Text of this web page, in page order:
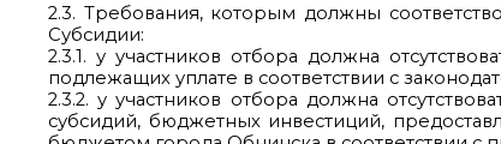
2.3. Требования, которым должны
Субсидии:
2.3.1. у участников отбора должна
подлежащих уплате в соответствии с
2.3.2. у участников отбора должна
субсидий, бюджетных инвестиций,